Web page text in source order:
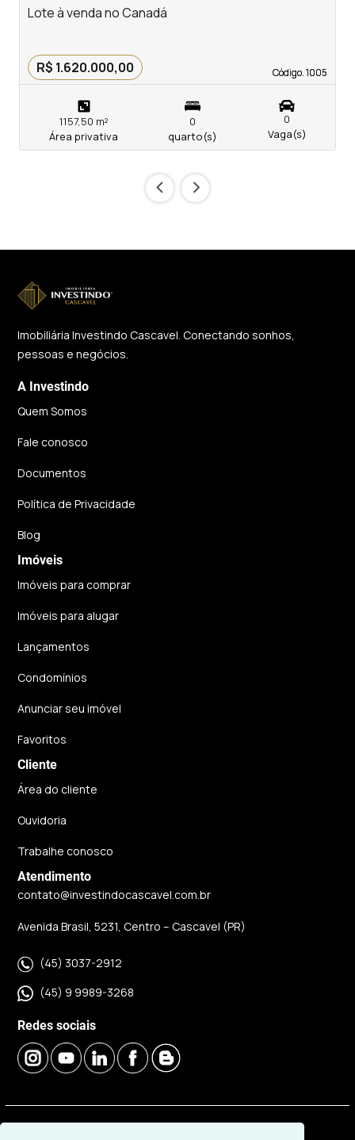
Código. 1005
Código. 1005
Lote à venda no Canadá
R$ 1.620.000,00
1157,50 m²
Área privativa
0
quarto(s)
0
Vaga(s)
‹ ›
Imobiliária Investindo Cascavel. Conectando sonhos,
pessoas e negócios.
A Investindo
Quem Somos
Fale conosco
Documentos
Política de Privacidade
Blog
Imóveis
Imóveis para comprar
Imóveis para alugar
Lançamentos
Condomínios
Anunciar seu imóvel
Favoritos
Cliente
Área do cliente
Ouvidoria
Trabalhe conosco
Atendimento
contato@investindocascavel.com.br
Avenida Brasil, 5231, Centro – Cascavel (PR)
(45) 3037-2912
(45) 9 9989-3268
Redes sociais
© 2026 | Imobiliária Investindo Cascavel | CRECI J06120 |